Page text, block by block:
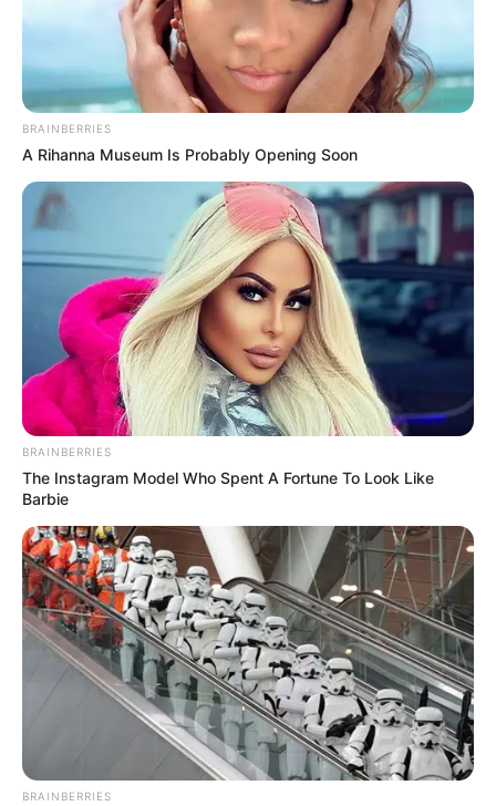
Friss hírek
Orbán Viktor aláírta: Sokan
várták hogy meglépje!
bySzerző • April 30, 2026
Maradnak a legfontosabb
védőintézkedések
BRAINBERRIES
A Rihanna Museum Is Probably Opening Soon
BRAINBERRIES
The Instagram Model Who Spent A Fortune To Look Like
Barbie
BRAINBERRIES